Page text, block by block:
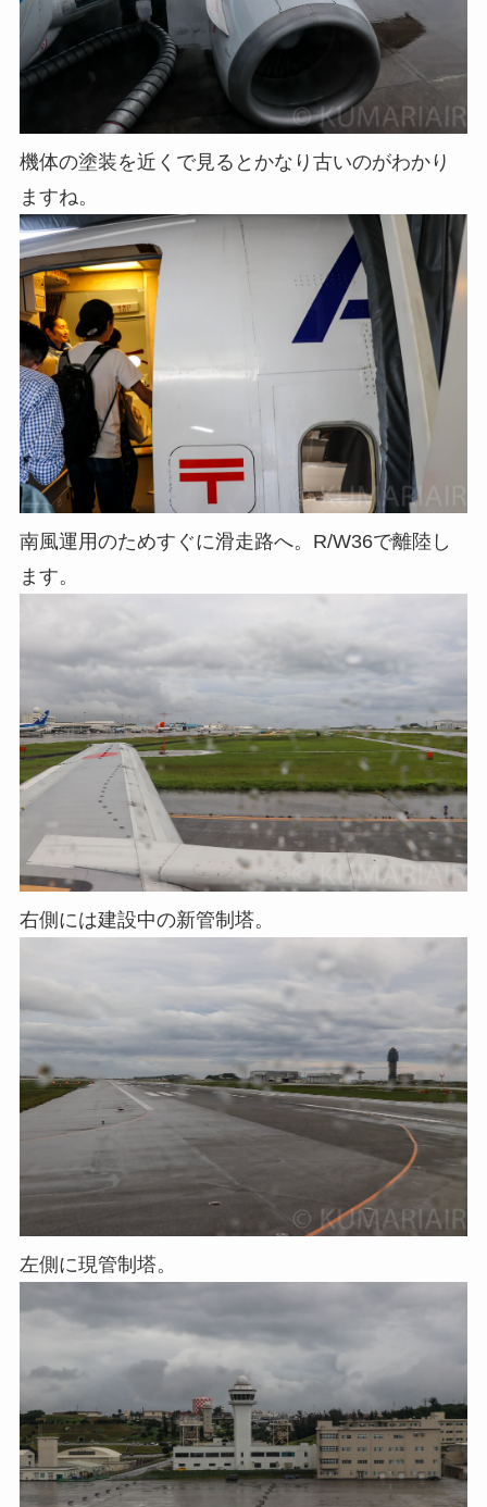
機体の塗装を近くで見るとかなり古いのがわかり
ますね。
南風運用のためすぐに滑走路へ。R/W36で離陸し
ます。
右側には建設中の新管制塔。
左側に現管制塔。